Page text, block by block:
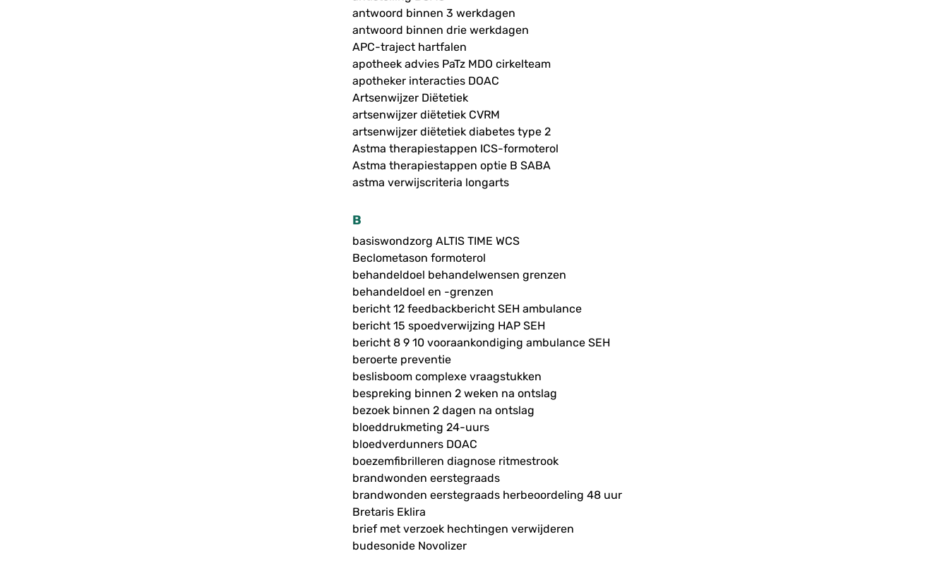
antwoord binnen 3 werkdagen
antwoord binnen drie werkdagen
APC-traject hartfalen
apotheek advies PaTz MDO cirkelteam
apotheker interacties DOAC
Artsenwijzer Diëtetiek
artsenwijzer diëtetiek CVRM
artsenwijzer diëtetiek diabetes type 2
Astma therapiestappen ICS-formoterol
Astma therapiestappen optie B SABA
astma verwijscriteria longarts
B
basiswondzorg ALTIS TIME WCS
Beclometason formoterol
behandeldoel behandelwensen grenzen
behandeldoel en -grenzen
bericht 12 feedbackbericht SEH ambulance
bericht 15 spoedverwijzing HAP SEH
bericht 8 9 10 vooraankondiging ambulance SEH
beroerte preventie
beslisboom complexe vraagstukken
bespreking binnen 2 weken na ontslag
bezoek binnen 2 dagen na ontslag
bloeddrukmeting 24-uurs
bloedverdunners DOAC
boezemfibrilleren diagnose ritmestrook
brandwonden eerstegraads
brandwonden eerstegraads herbeoordeling 48 uur
Bretaris Eklira
brief met verzoek hechtingen verwijderen
budesonide Novolizer